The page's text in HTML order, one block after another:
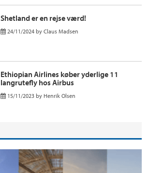
Shetland er en rejse værd!
24/11/2024 by Claus Madsen
Ethiopian Airlines køber yderlige 11
langrutefly hos Airbus
15/11/2023 by Henrik Olsen